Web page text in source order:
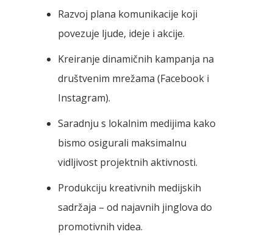
Razvoj plana komunikacije koji
povezuje ljude, ideje i akcije.
Kreiranje dinamičnih kampanja na
društvenim mrežama (Facebook i
Instagram).
Saradnju s lokalnim medijima kako
bismo osigurali maksimalnu
vidljivost projektnih aktivnosti.
Produkciju kreativnih medijskih
sadržaja – od najavnih jinglova do
promotivnih videa.